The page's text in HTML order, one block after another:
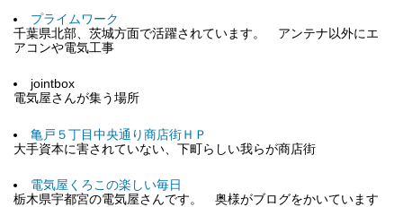
プライムワーク
千葉県北部、茨城方面で活躍されています。 アンテナ以外にエ
アコンや電気工事
jointbox
電気屋さんが集う場所
亀戸５丁目中央通り商店街ＨＰ
大手資本に害されていない、下町らしい我らが商店街
電気屋くろこの楽しい毎日
栃木県宇都宮の電気屋さんです。 奥様がブログをかいています